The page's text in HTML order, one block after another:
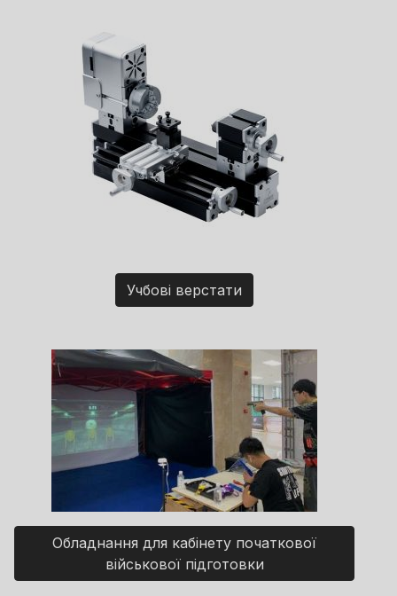
Учбові верстати
Обладнання для кабінету початкової
військової підготовки